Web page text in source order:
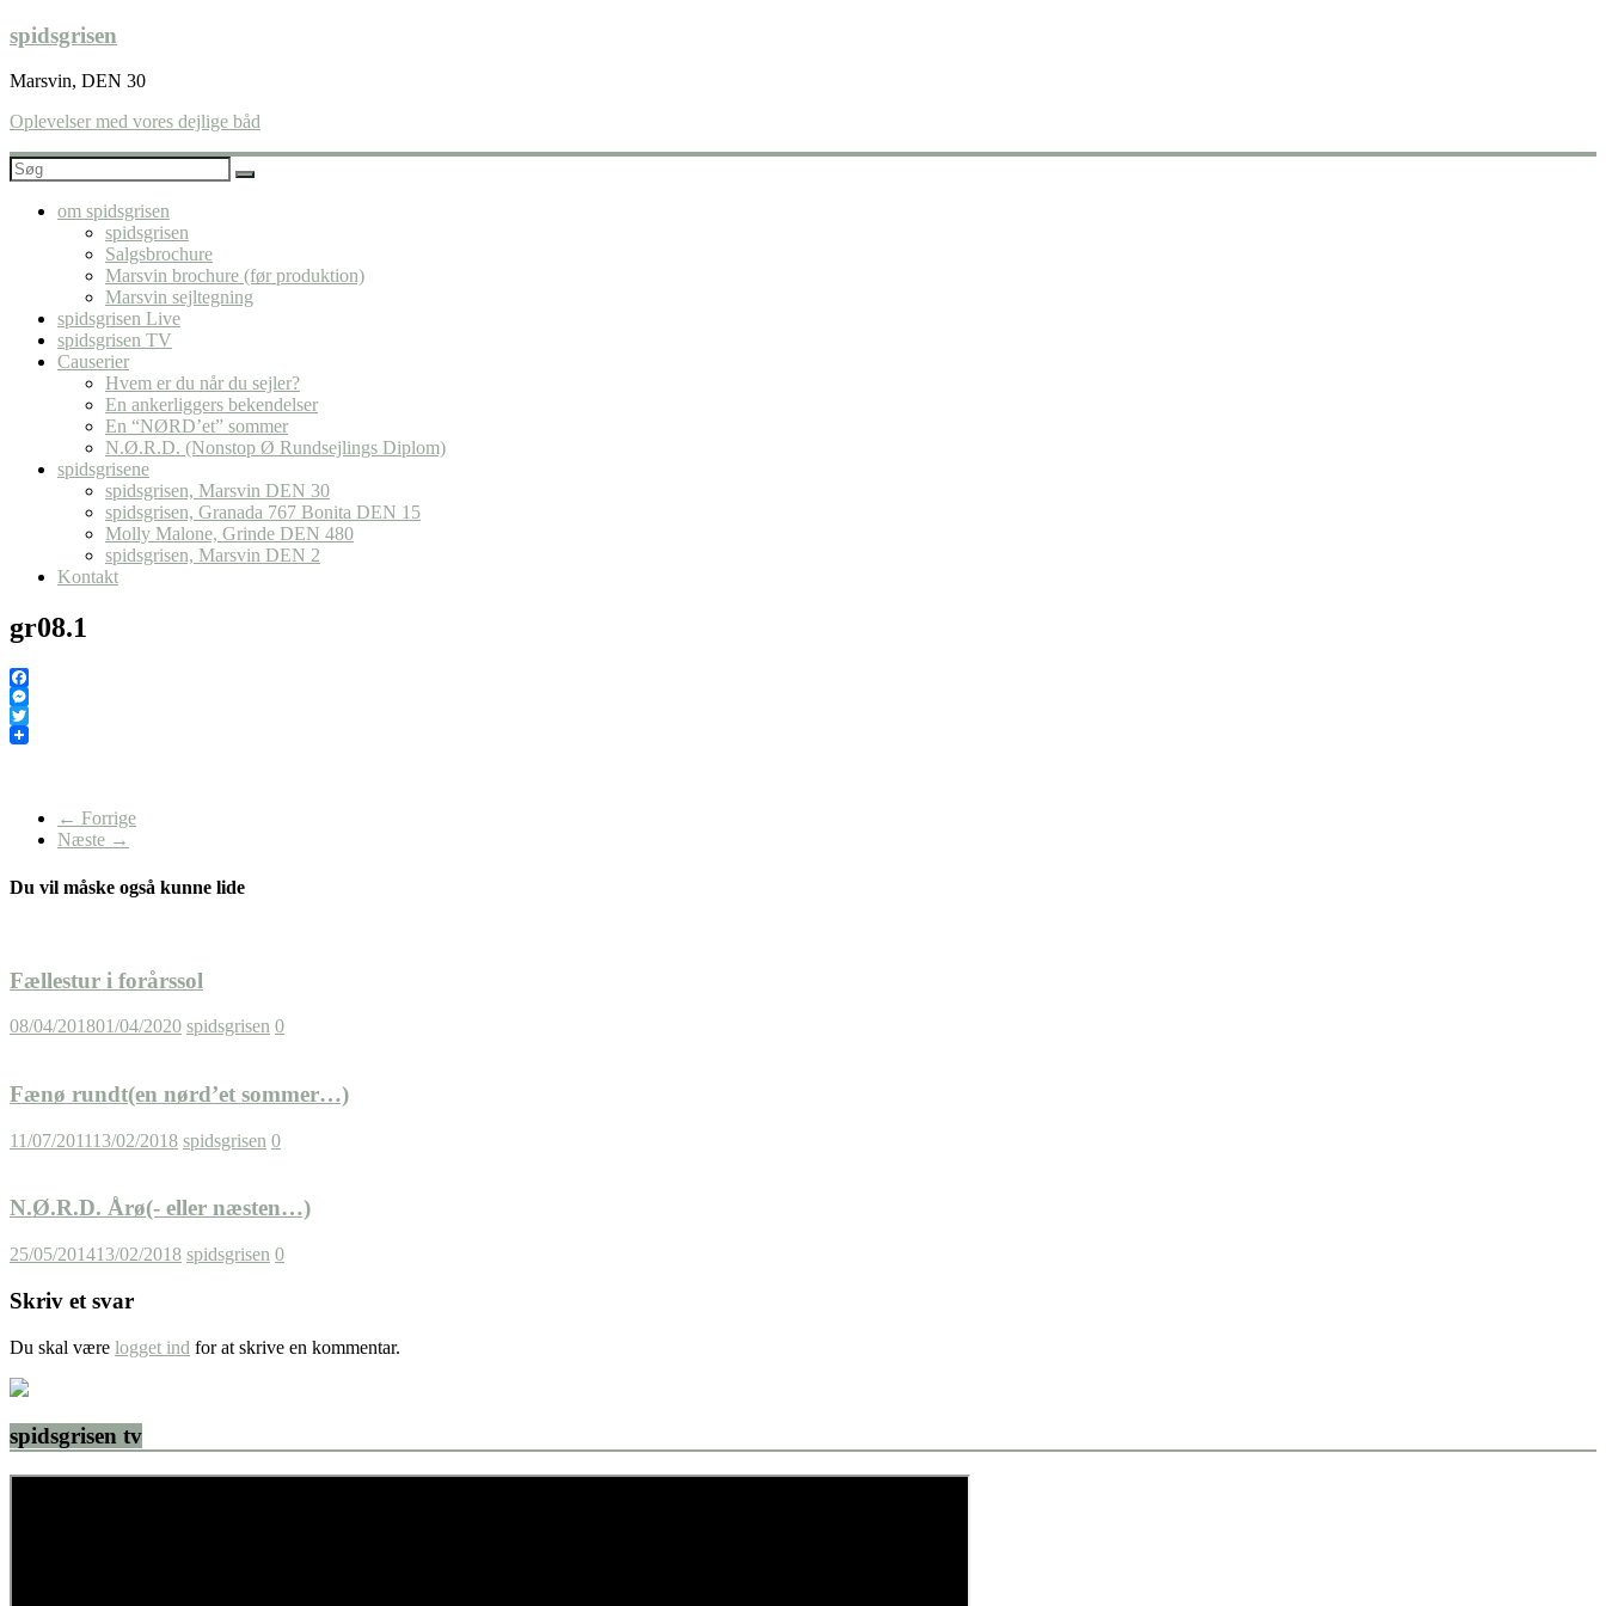
Skip
to
content
spidsgrisen
Marsvin, DEN 30
Oplevelser med vores dejlige båd
om spidsgrisen
spidsgrisen
Salgsbrochure
Marsvin brochure (før produktion)
Marsvin sejltegning
spidsgrisen Live
spidsgrisen TV
Causerier
Hvem er du når du sejler?
En ankerliggers bekendelser
En “NØRD’et” sommer
N.Ø.R.D. (Nonstop Ø Rundsejlings Diplom)
spidsgrisene
spidsgrisen, Marsvin DEN 30
spidsgrisen, Granada 767 Bonita DEN 15
Molly Malone, Grinde DEN 480
spidsgrisen, Marsvin DEN 2
Kontakt
gr08.1
Facebook
Messenger
Twitter
← Forrige
Næste →
Du vil måske også kunne lide
Fællestur i forårssol
08/04/201801/04/2020 spidsgrisen 0
Fænø rundt(en nørd’et sommer…)
11/07/201113/02/2018 spidsgrisen 0
N.Ø.R.D. Årø(- eller næsten…)
25/05/201413/02/2018 spidsgrisen 0
Skriv et svar
Du skal være logget ind for at skrive en kommentar.
spidsgrisen tv